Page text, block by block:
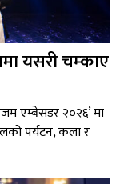
यसरी चम्काए
एम्बेसडर २०२६’ मा
पर्यटन, कला र